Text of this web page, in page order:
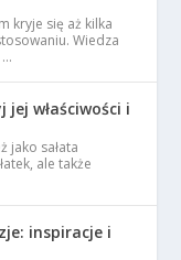
kryje się aż kilka
Wiedza
…
właściwości i
jako sałata
ale także
inspiracje i